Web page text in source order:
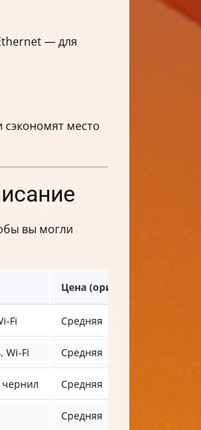
— для
сэкономят место
вы могли
Цена (ориентировочно)
Fi Средняя
Wi-Fi Средняя
Средняя
Средняя